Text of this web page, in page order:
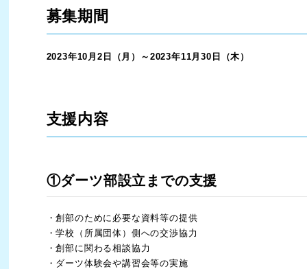
募集期間
2023年10月2日（月）～2023年11月30日（木）
支援内容
①ダーツ部設立までの支援
・創部のために必要な資料等の提供
・学校（所属団体）側への交渉協力
・創部に関わる相談協力
・ダーツ体験会や講習会等の実施